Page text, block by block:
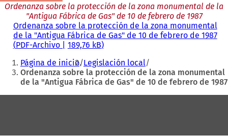
Ordenanza sobre la protección de la zona monumental de la
"Antigua Fábrica de Gas" de 10 de febrero de 1987
Ordenanza sobre la protección de la zona monumental
de la "Antigua Fábrica de Gas" de 10 de febrero de 1987
PDF-Archivo 189,76 kB
Estás
aquí:
Página de inicio Legislación local
Ordenanza sobre la protección de la zona monumental
de la "Antigua Fábrica de Gas" de 10 de febrero de 1987